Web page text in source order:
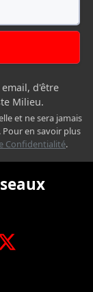
d'être
Milieu.
et ne sera jamais
en savoir plus
Confidentialité.